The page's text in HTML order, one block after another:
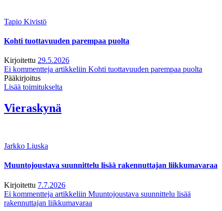
Tapio Kivistö
Kohti tuottavuuden parempaa puolta
Kirjoitettu 29.5.2026
Ei kommentteja artikkeliin Kohti tuottavuuden parempaa puolta
Pääkirjoitus
Lisää toimitukselta
Vieraskynä
Jarkko Liuska
Muuntojoustava suunnittelu lisää rakennuttajan liikkumavaraa
Kirjoitettu 7.7.2026
Ei kommentteja artikkeliin Muuntojoustava suunnittelu lisää
rakennuttajan liikkumavaraa